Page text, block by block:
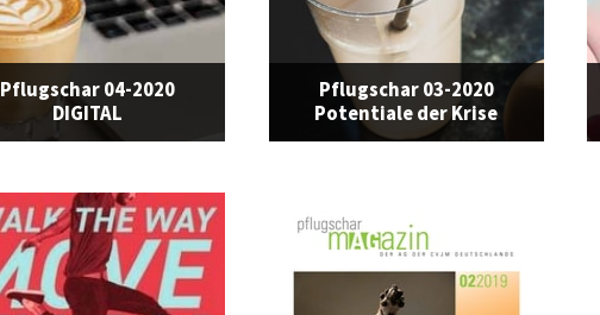
Pflugschar 04-2020
DIGITAL
Pflugschar 03-2020
Potentiale der Krise